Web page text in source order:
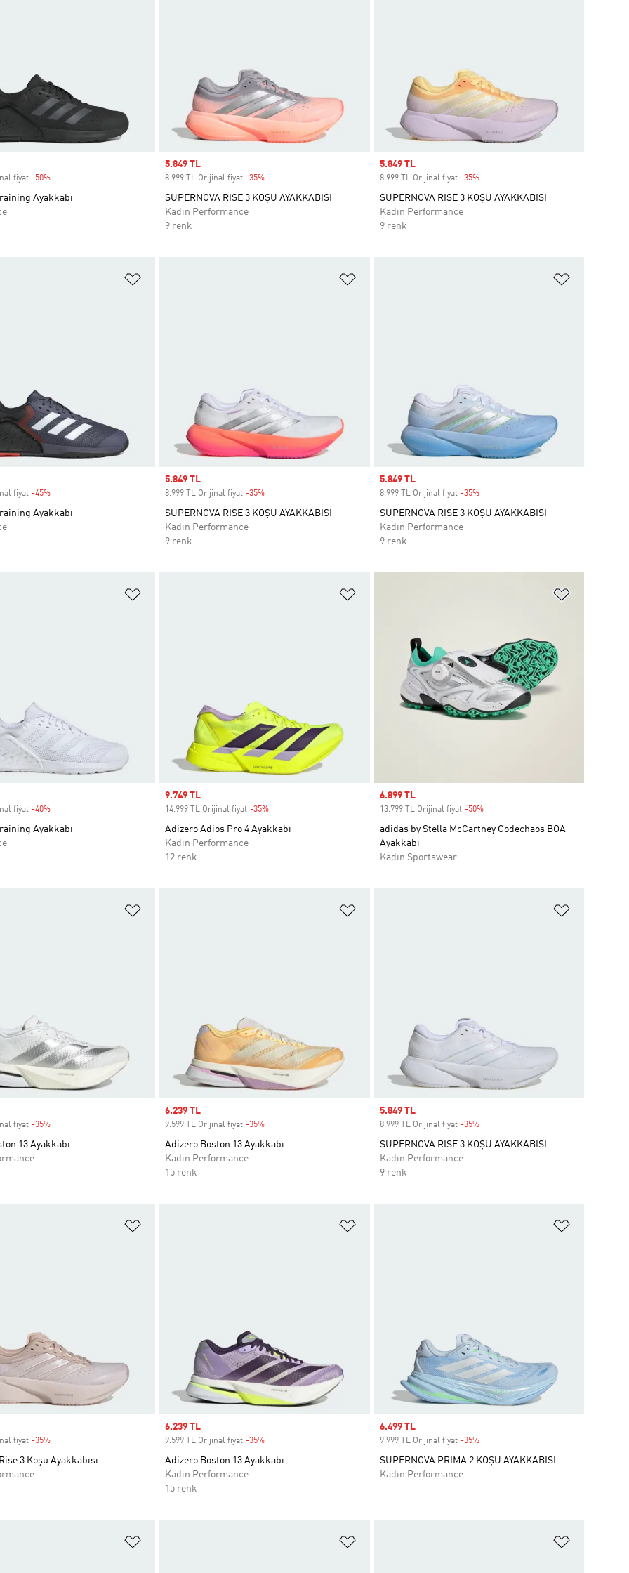
fiyat -50%Discount
Ayakkabı
Sale price
5.849 TL
8.999 TL Orijinal fiyat -35%
SUPERNOVA RISE 3 KOŞU AYAKKABISI
Kadın Performance
9 renk
Sale price
5.849 TL
8.999 TL Orijinal fiyat -35%Discount
SUPERNOVA RISE 3 KOŞU AYAKKABISI
Kadın Performance
9 renk
fiyat -45%Discount
Ayakkabı
Sale price
5.849 TL
8.999 TL Orijinal fiyat -35%
SUPERNOVA RISE 3 KOŞU AYAKKABISI
Kadın Performance
9 renk
Sale price
5.849 TL
8.999 TL Orijinal fiyat -35%Discount
SUPERNOVA RISE 3 KOŞU AYAKKABISI
Kadın Performance
9 renk
fiyat -40%Discount
Ayakkabı
Sale price
9.749 TL
14.999 TL Orijinal fiyat -35%
Adizero Adios Pro 4 Ayakkabı
Kadın Performance
12 renk
Sale price
6.899 TL
13.799 TL Orijinal fiyat -50%Discount
adidas by Stella McCartney Codechaos BOA
Ayakkabı
Kadın Sportswear
fiyat -35%Discount
13 Ayakkabı
Sale price
6.239 TL
9.599 TL Orijinal fiyat -35%
Adizero Boston 13 Ayakkabı
Kadın Performance
15 renk
Sale price
5.849 TL
8.999 TL Orijinal fiyat -35%Discount
SUPERNOVA RISE 3 KOŞU AYAKKABISI
Kadın Performance
9 renk
fiyat -35%Discount
3 Koşu Ayakkabısı
Sale price
6.239 TL
9.599 TL Orijinal fiyat -35%
Adizero Boston 13 Ayakkabı
Kadın Performance
15 renk
Sale price
6.499 TL
9.999 TL Orijinal fiyat -35%Discount
SUPERNOVA PRIMA 2 KOŞU AYAKKABISI
Kadın Performance